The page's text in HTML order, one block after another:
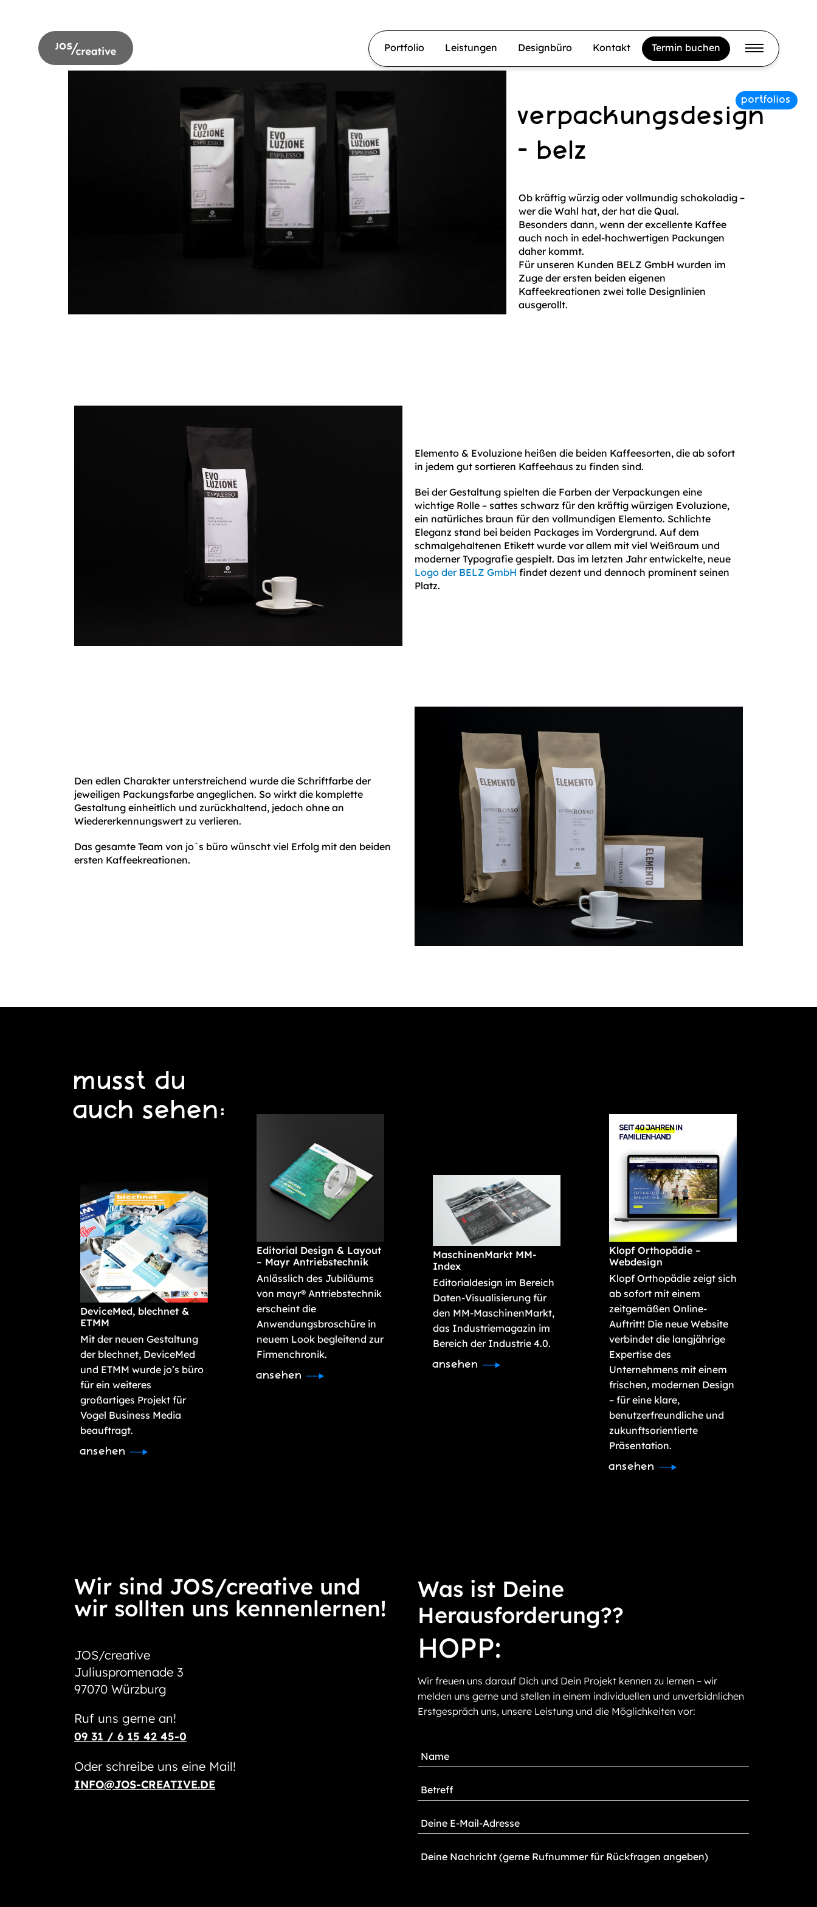
Portfolio Leistungen Designbüro Kontakt Termin buchen
verpackungsdesign
- belz
Ob kräftig würzig oder vollmundig schokoladig –
wer die Wahl hat, der hat die Qual.
Besonders dann, wenn der excellente Kaffee
auch noch in edel-hochwertigen Packungen
daher kommt.
Für unseren Kunden BELZ GmbH wurden im
Zuge der ersten beiden eigenen
Kaffeekreationen zwei tolle Designlinien
ausgerollt.
Elemento & Evoluzione heißen die beiden Kaffeesorten, die ab sofort
in jedem gut sortieren Kaffeehaus zu finden sind.
Bei der Gestaltung spielten die Farben der Verpackungen eine
wichtige Rolle – sattes schwarz für den kräftig würzigen Evoluzione,
ein natürliches braun für den vollmundigen Elemento. Schlichte
Eleganz stand bei beiden Packages im Vordergrund. Auf dem
schmalgehaltenen Etikett wurde vor allem mit viel Weißraum und
moderner Typografie gespielt. Das im letzten Jahr entwickelte, neue
Logo der BELZ GmbH findet dezent und dennoch prominent seinen
Platz.
Den edlen Charakter unterstreichend wurde die Schriftfarbe der
jeweiligen Packungsfarbe angeglichen. So wirkt die komplette
Gestaltung einheitlich und zurückhaltend, jedoch ohne an
Wiedererkennungswert zu verlieren.
Das gesamte Team von jo`s büro wünscht viel Erfolg mit den beiden
ersten Kaffeekreationen.
musst du
auch sehen:
DeviceMed, blechnet &
ETMM
Mit der neuen Gestaltung
der blechnet, DeviceMed
und ETMM wurde jo’s büro
für ein weiteres
großartiges Projekt für
Vogel Business Media
beauftragt.
ansehen
Editorial Design & Layout
– Mayr Antriebstechnik
Anlässlich des Jubiläums
von mayr® Antriebstechnik
erscheint die
Anwendungsbroschüre in
neuem Look begleitend zur
Firmenchronik.
ansehen
MaschinenMarkt MM-
Index
Editorialdesign im Bereich
Daten-Visualisierung für
den MM-MaschinenMarkt,
das Industriemagazin im
Bereich der Industrie 4.0.
ansehen
Klopf Orthopädie –
Webdesign
Klopf Orthopädie zeigt sich
ab sofort mit einem
zeitgemäßen Online-
Auftritt! Die neue Website
verbindet die langjährige
Expertise des
Unternehmens mit einem
frischen, modernen Design
– für eine klare,
benutzerfreundliche und
zukunftsorientierte
Präsentation.
ansehen
Wir sind JOS/creative und
wir sollten uns kennenlernen!
JOS/creative
Juliuspromenade 3
97070 Würzburg
Ruf uns gerne an!
09 31 / 6 15 42 45-0
Oder schreibe uns eine Mail!
INFO@JOS-CREATIVE.DE
Was ist Deine
Herausforderung??
HOPP:
Wir freuen uns darauf Dich und Dein Projekt kennen zu lernen – wir
melden uns gerne und stellen in einem individuellen und unverbidnlichen
Erstgespräch uns, unsere Leistung und die Möglichkeiten vor: